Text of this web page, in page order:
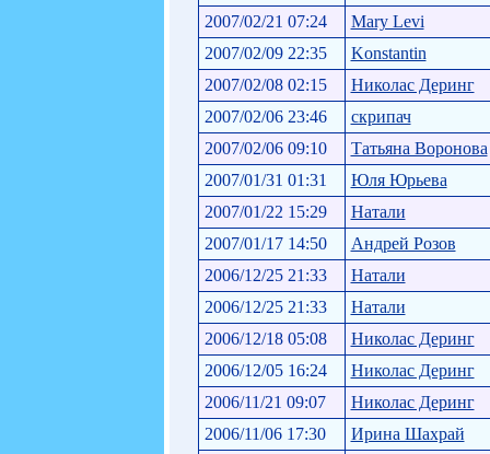
2007/02/21 07:24
Mary Levi
2007/02/09 22:35
Konstantin
2007/02/08 02:15
Николас Деринг
2007/02/06 23:46
скрипач
2007/02/06 09:10
Татьяна Воронова
2007/01/31 01:31
Юля Юрьева
2007/01/22 15:29
Натали
2007/01/17 14:50
Андрей Розов
2006/12/25 21:33
Натали
2006/12/25 21:33
Натали
2006/12/18 05:08
Николас Деринг
2006/12/05 16:24
Николас Деринг
2006/11/21 09:07
Николас Деринг
2006/11/06 17:30
Ирина Шахрай